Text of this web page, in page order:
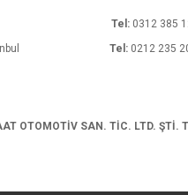
No: 54 Ankara Tel: 0312
İstanbul Tel: 0212
OTOMOTİV SAN. TİC. LTD. ŞTİ.